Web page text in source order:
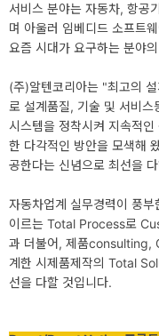
개
발
구
네
크
크
와
서
서비스 분야는 자동차, 항공
며 아울러 임베디드 소프트
요즘 시대가 요구하는 분야
(주)알텐코리아는 "최고의
로 설계품질, 기술 및 서비스
시스템을 정착시켜 지속적
한 다각적인 방안을 모색해
공한다는 신념으로 최선을
자동차업계 실무경력이 풍
이르는 Total Process로
과 더불어, 제품consulting,
계한 시제품제작의 Total
선을 다할 것입니다.